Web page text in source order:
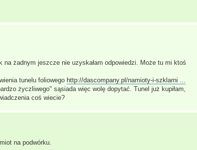
żadnym jeszcze nie uzyskałam odpowiedzi. Może tu mi ktoś
tunelu foliowego http://dascompany.pl/namioty-i-szklarni ...
życzliwego" sąsiada więc wolę dopytać. Tunel już kupiłam,
coś wiecie?
na podwórku.